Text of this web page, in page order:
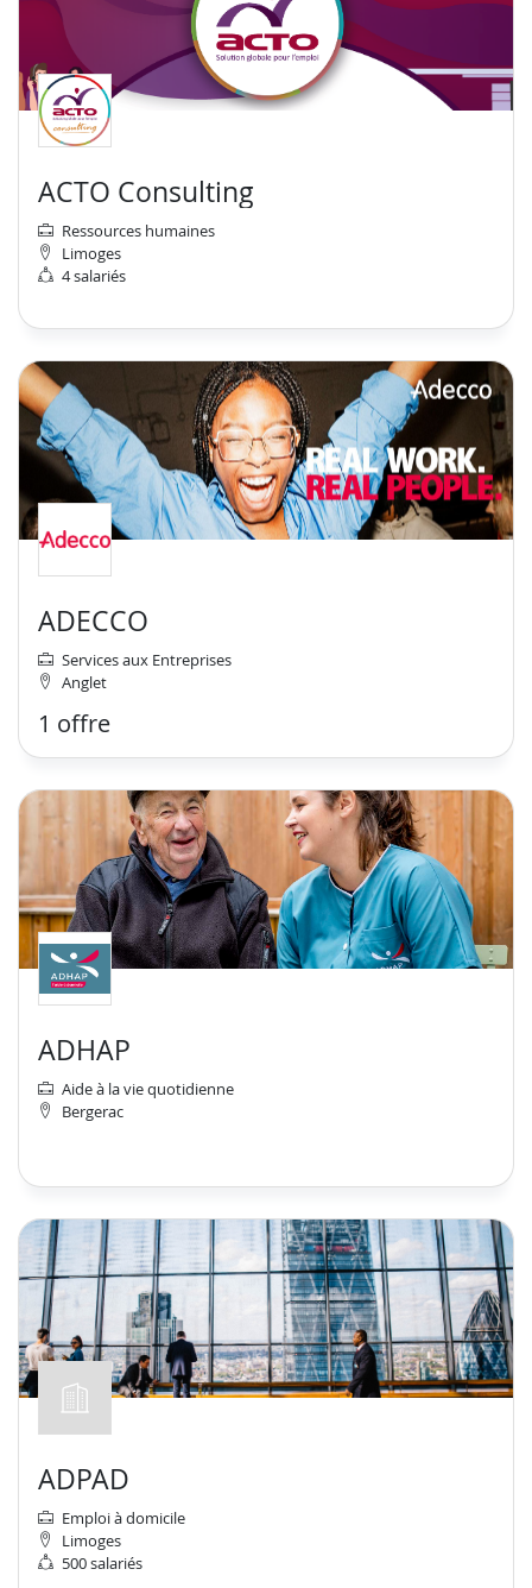
ACTO Consulting
Ressources humaines
Limoges
4 salariés
ADECCO
Services aux Entreprises
Anglet
1 offre
ADHAP
Aide à la vie quotidienne
Bergerac
ADPAD
Emploi à domicile
Limoges
500 salariés